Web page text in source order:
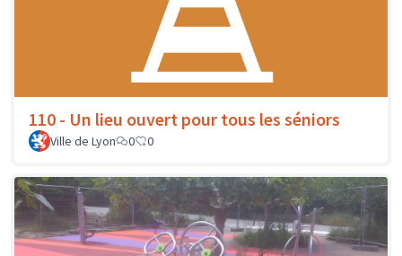
110 - Un lieu ouvert pour tous les séniors
Ville de Lyon 0 0